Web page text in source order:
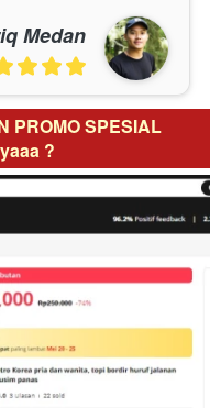
Medan
PROMO SPESIAL
?